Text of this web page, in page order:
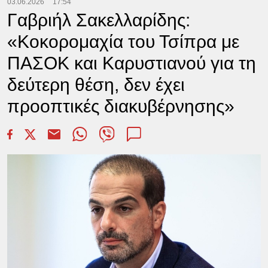
03.06.2026 17:54
Γαβριήλ Σακελλαρίδης:
«Κοκορομαχία του Τσίπρα με
ΠΑΣΟΚ και Καρυστιανού για τη
δεύτερη θέση, δεν έχει
προοπτικές διακυβέρνησης»